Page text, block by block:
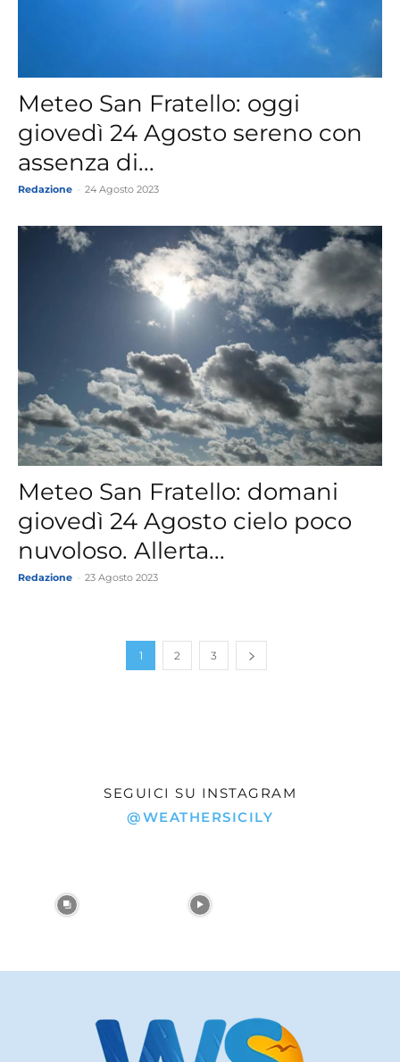
Meteo San Fratello: oggi
giovedì 24 Agosto sereno con
assenza di...
Redazione 24 Agosto 2023
Meteo San Fratello: domani
giovedì 24 Agosto cielo poco
nuvoloso. Allerta...
Redazione 23 Agosto 2023
1 2 3
SEGUICI SU INSTAGRAM
@WEATHERSICILY